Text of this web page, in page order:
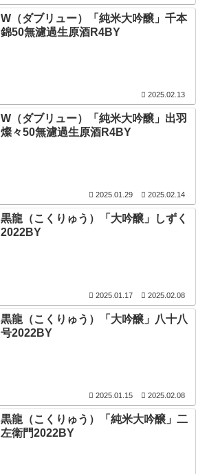
W（ダブリュー）「純米大吟醸」千本
錦50無濾過生原酒R4BY
2025.02.13
W（ダブリュー）「純米大吟醸」出羽
燦々50無濾過生原酒R4BY
2025.01.29 2025.02.14
黒龍（こくりゅう）「大吟醸」しずく
2022BY
2025.01.17 2025.02.08
黒龍（こくりゅう）「大吟醸」八十八
号2022BY
2025.01.15 2025.02.08
黒龍（こくりゅう）「純米大吟醸」二
左衛門2022BY